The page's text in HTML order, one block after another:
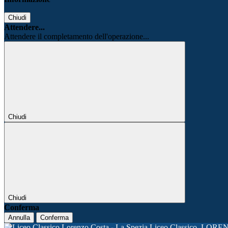
Chiudi
Attendere...
Attendere il completamento dell'operazione...
Chiudi
Chiudi
Conferma
Annulla Conferma